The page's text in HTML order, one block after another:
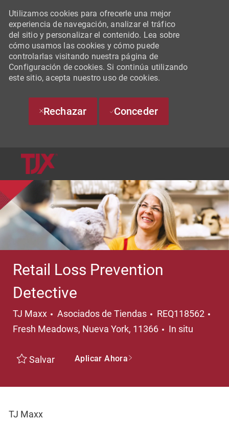
Utilizamos cookies para ofrecerle una mejor
experiencia de navegación, analizar el tráfico
del sitio y personalizar el contenido. Lea sobre
cómo usamos las cookies y cómo puede
controlarlas visitando nuestra página de
Configuración de cookies. Si continúa utilizando
este sitio, acepta nuestro uso de cookies.
Rechazar Conceder
Retail Loss Prevention
Detective
TJ Maxx Categoría
Asociados de Tiendas REQ118562
Fresh Meadows, Nueva York, 11366
In situ
Salvar Aplicar Ahora
TJ Maxx